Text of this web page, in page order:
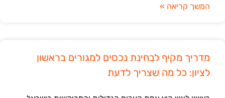
המשך קריאה »
מדריך מקיף לבחינת נכסים למגורים בראשון
לציון: כל מה שצריך לדעת